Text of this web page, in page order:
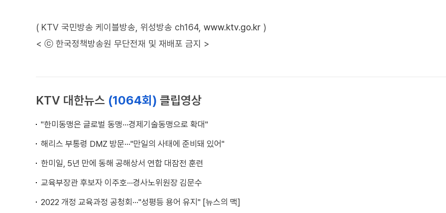
( KTV 국민방송 케이블방송, 위성방송 ch164, www.ktv.go.kr )
< ⓒ 한국정책방송원 무단전재 및 재배포 금지 >
KTV 대한뉴스 (1064회) 클립영상
"한미동맹은 글로벌 동맹···경제기술동맹으로 확대"
해리스 부통령 DMZ 방문···"만일의 사태에 준비돼 있어"
한미일, 5년 만에 동해 공해상서 연합 대잠전 훈련
교육부장관 후보자 이주호···경사노위원장 김문수
2022 개정 교육과정 공청회···"성평등 용어 유지" [뉴스의 맥]